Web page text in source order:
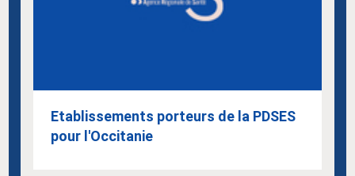
Etablissements porteurs de la PDSES
pour l'Occitanie